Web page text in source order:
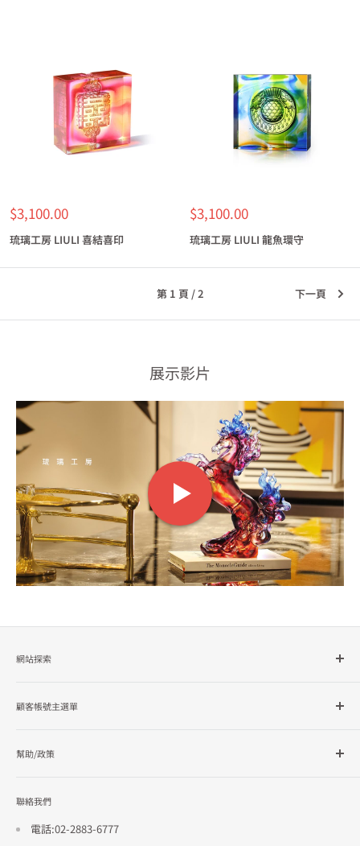
特
價
$3,100.00
琉璃工房 LIULI 喜結喜印
特
價
$3,100.00
琉璃工房 LIULI 龍魚環守
第 1 頁 / 2 下一頁
展示影片
網站探索
品牌總覽
顧客帳號主選單
訂單查詢
幫助/政策
使用條款
招商合作
聯絡我們
電話:02-2883-6777